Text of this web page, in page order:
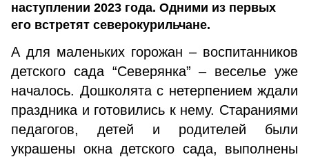
наступлении 2023 года. Одними из первых
его встретят северокурильчане.
А для маленьких горожан – воспитанников
детского сада “Северянка” – веселье уже
началось. Дошколята с нетерпением ждали
праздника и готовились к нему. Стараниями
педагогов, детей и родителей были
украшены окна детского сада, выполнены